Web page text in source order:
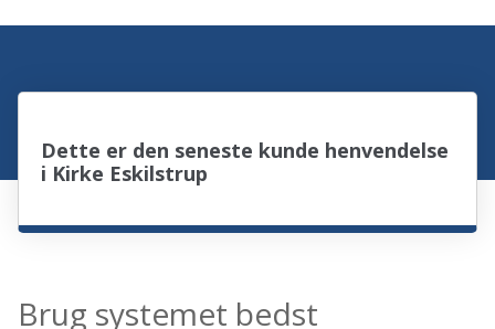
Dette er den seneste kunde henvendelse
i Kirke Eskilstrup
Brug systemet bedst